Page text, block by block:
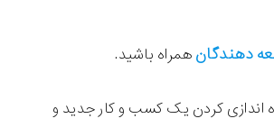
دهندگان همراه باشید.
اندازی کردن یک کسب و کار جدید و